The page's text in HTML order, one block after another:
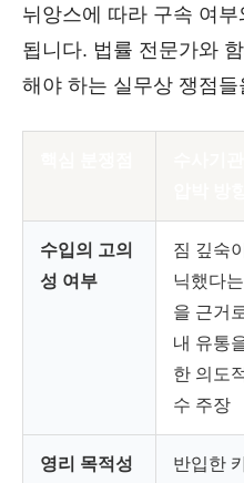
뉘앙스에 따라 구속 여부
됩니다. 법률 전문가와
해야 하는 실무상 쟁점
수입의 고의
성 여부
짐 깊숙
닉했다
을 근거
내 유통
한 의도
수 주장
영리 목적성
반입한